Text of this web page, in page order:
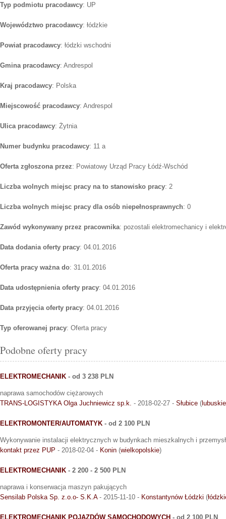
Typ podmiotu pracodawcy: UP
Województwo pracodawcy: łódzkie
Powiat pracodawcy: łódzki wschodni
Gmina pracodawcy: Andrespol
Kraj pracodawcy: Polska
Miejscowość pracodawcy: Andrespol
Ulica pracodawcy: Żytnia
Numer budynku pracodawcy: 11 a
Oferta zgłoszona przez: Powiatowy Urząd Pracy Łódź-Wschód
Liczba wolnych miejsc pracy na to stanowisko pracy: 2
Liczba wolnych miejsc pracy dla osób niepełnosprawnych: 0
Zawód wykonywany przez pracownika: pozostali elektromechanicy i
Data dodania oferty pracy: 04.01.2016
Oferta pracy ważna do: 31.01.2016
Data udostępnienia oferty pracy: 04.01.2016
Data przyjęcia oferty pracy: 04.01.2016
Typ oferowanej pracy: Oferta pracy
Podobne oferty pracy
ELEKTROMECHANIK - od 3 238 PLN
naprawa samochodów ciężarowych
TRANS-LOGISTYKA Olga Juchniewicz sp.k. - 2018-02-27 - Słubice (lubuskie
ELEKTROMONTER/AUTOMATYK - od 2 100 PLN
Wykonywanie instalacji elektrycznych w budynkach mieszkalnych i
kontakt przez PUP - 2018-02-04 - Konin (wielkopolskie)
ELEKTROMECHANIK - 2 200 - 2 500 PLN
naprawa i konserwacja maszyn pakujących
Sensilab Polska Sp. z.o.o- S.K.A- 2015-11-10 - Konstantynów Łódzki (
ELEKTROMECHANIK POJAZDÓW SAMOCHODOWYCH - od 2 100 PLN